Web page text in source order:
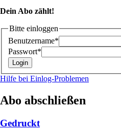
Dein Abo zählt!
Bitte einloggen
Benutzername*
Passwort*
Hilfe bei Einlog-Problemen
Abo abschließen
Gedruckt